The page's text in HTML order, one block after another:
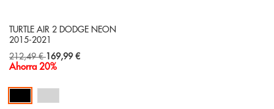
TURTLE AIR 2 DODGE NEON
2015-2021
212,49 € Special
Price
169,99 €
Ahorra 20%